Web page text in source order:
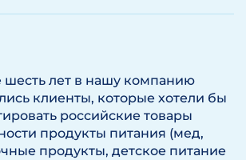
лет в нашу компанию
клиенты, которые хотели бы
российские товары
продукты питания (мед,
продукты, детское питание